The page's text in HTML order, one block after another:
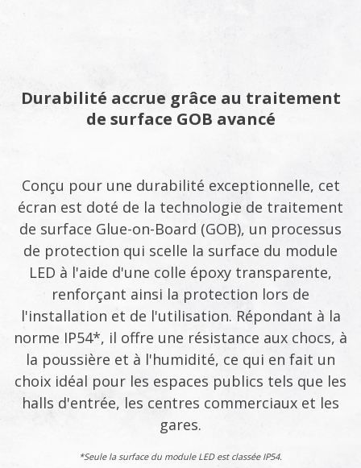
Durabilité accrue grâce au traitement
de surface GOB avancé
Conçu pour une durabilité exceptionnelle, cet
écran est doté de la technologie de traitement
de surface Glue-on-Board (GOB), un processus
de protection qui scelle la surface du module
LED à l'aide d'une colle époxy transparente,
renforçant ainsi la protection lors de
l'installation et de l'utilisation. Répondant à la
norme IP54*, il offre une résistance aux chocs, à
la poussière et à l'humidité, ce qui en fait un
choix idéal pour les espaces publics tels que les
halls d'entrée, les centres commerciaux et les
gares.
*Seule la surface du module LED est classée IP54.